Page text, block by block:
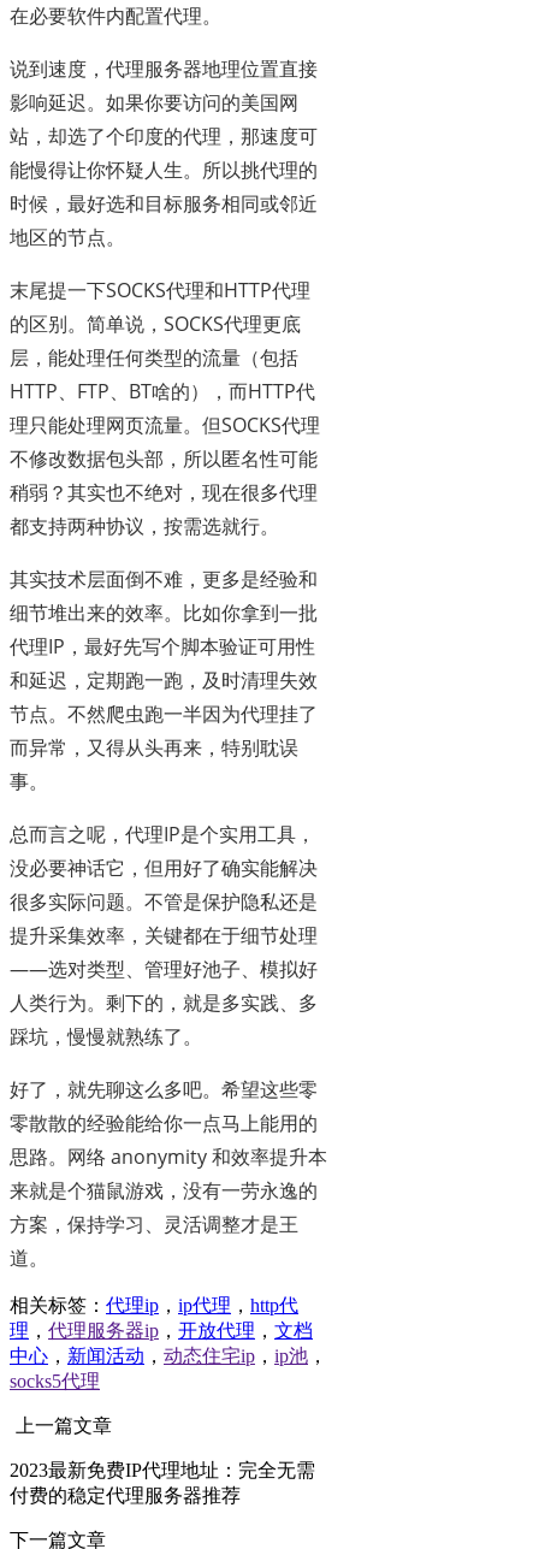
在必要软件内配置代理。
说到速度，代理服务器地理位置直接
影响延迟。如果你要访问的美国网
站，却选了个印度的代理，那速度可
能慢得让你怀疑人生。所以挑代理的
时候，最好选和目标服务相同或邻近
地区的节点。
末尾提一下SOCKS代理和HTTP代理
的区别。简单说，SOCKS代理更底
层，能处理任何类型的流量（包括
HTTP、FTP、BT啥的），而HTTP代
理只能处理网页流量。但SOCKS代理
不修改数据包头部，所以匿名性可能
稍弱？其实也不绝对，现在很多代理
都支持两种协议，按需选就行。
其实技术层面倒不难，更多是经验和
细节堆出来的效率。比如你拿到一批
代理IP，最好先写个脚本验证可用性
和延迟，定期跑一跑，及时清理失效
节点。不然爬虫跑一半因为代理挂了
而异常，又得从头再来，特别耽误
事。
总而言之呢，代理IP是个实用工具，
没必要神话它，但用好了确实能解决
很多实际问题。不管是保护隐私还是
提升采集效率，关键都在于细节处理
——选对类型、管理好池子、模拟好
人类行为。剩下的，就是多实践、多
踩坑，慢慢就熟练了。
好了，就先聊这么多吧。希望这些零
零散散的经验能给你一点马上能用的
思路。网络 anonymity 和效率提升本
来就是个猫鼠游戏，没有一劳永逸的
方案，保持学习、灵活调整才是王
道。
相关标签： 代理ip ， ip代理 ， http代
理 ， 代理服务器ip ， 开放代理 ， 文档
中心 ， 新闻活动 ， 动态住宅ip ， ip池 ，
socks5代理
上一篇文章
2023最新免费IP代理地址：完全无需
付费的稳定代理服务器推荐
下一篇文章